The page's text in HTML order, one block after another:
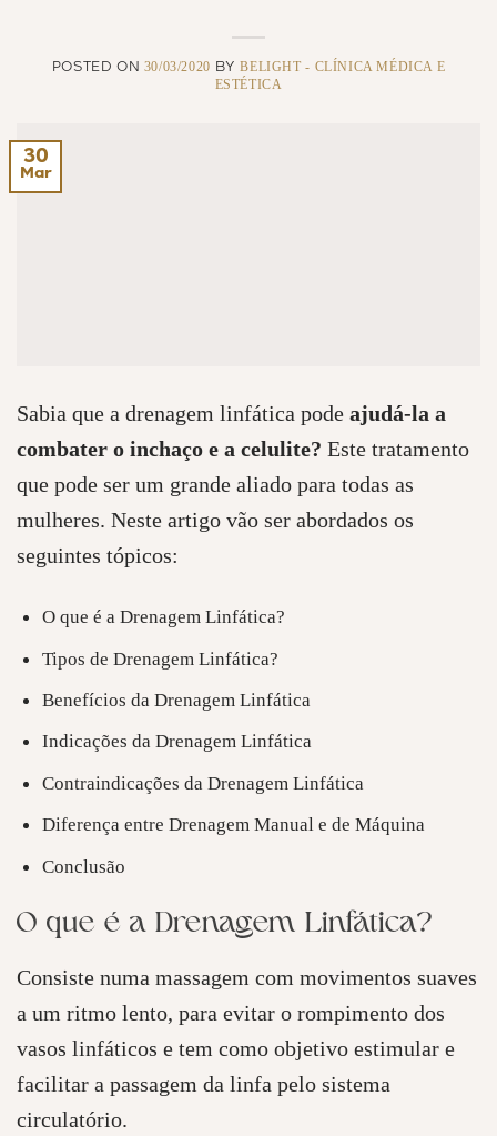
POSTED ON 30/03/2020 BYBELIGHT - CLÍNICA MÉDICA E
ESTÉTICA
30
Mar
Sabia que a drenagem linfática pode ajudá-la a
combater o inchaço e a celulite? Este tratamento
que pode ser um grande aliado para todas as
mulheres. Neste artigo vão ser abordados os
seguintes tópicos:
O que é a Drenagem Linfática?
Tipos de Drenagem Linfática?
Benefícios da Drenagem Linfática
Indicações da Drenagem Linfática
Contraindicações da Drenagem Linfática
Diferença entre Drenagem Manual e de Máquina
Conclusão
O que é a Drenagem Linfática?
Consiste numa massagem com movimentos suaves
a um ritmo lento, para evitar o rompimento dos
vasos linfáticos e tem como objetivo estimular e
facilitar a passagem da linfa pelo sistema
circulatório.